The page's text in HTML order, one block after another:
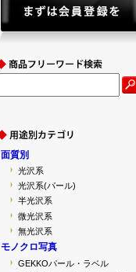
面質別
光沢系
光沢系(パール)
半光沢系
微光沢系
無光沢系
モノクロ写真
GEKKOパール・ラベル